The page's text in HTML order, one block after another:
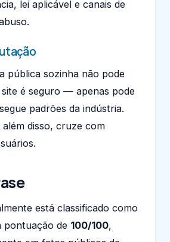
lei aplicável e canais de
pública sozinha não pode
é seguro — apenas pode
padrões da indústria.
disso, cruze com
está classificado como
pontuação de 100/100,